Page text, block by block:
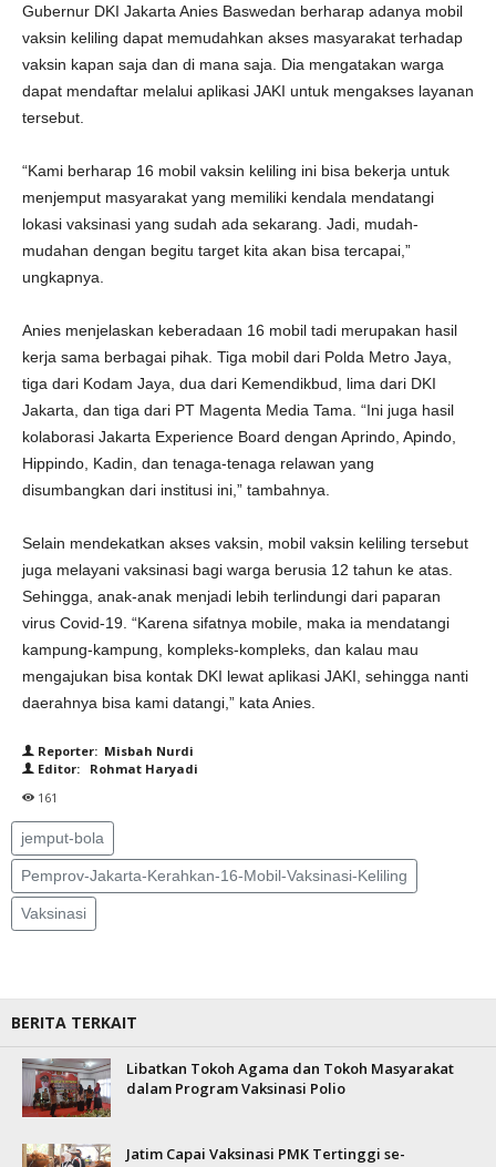
Gubernur DKI Jakarta Anies Baswedan berharap adanya mobil
vaksin keliling dapat memudahkan akses masyarakat terhadap
vaksin kapan saja dan di mana saja. Dia mengatakan warga
dapat mendaftar melalui aplikasi JAKI untuk mengakses layanan
tersebut.
“Kami berharap 16 mobil vaksin keliling ini bisa bekerja untuk
menjemput masyarakat yang memiliki kendala mendatangi
lokasi vaksinasi yang sudah ada sekarang. Jadi, mudah-
mudahan dengan begitu target kita akan bisa tercapai,”
ungkapnya.
Anies menjelaskan keberadaan 16 mobil tadi merupakan hasil
kerja sama berbagai pihak. Tiga mobil dari Polda Metro Jaya,
tiga dari Kodam Jaya, dua dari Kemendikbud, lima dari DKI
Jakarta, dan tiga dari PT Magenta Media Tama. “Ini juga hasil
kolaborasi Jakarta Experience Board dengan Aprindo, Apindo,
Hippindo, Kadin, dan tenaga-tenaga relawan yang
disumbangkan dari institusi ini,” tambahnya.
Selain mendekatkan akses vaksin, mobil vaksin keliling tersebut
juga melayani vaksinasi bagi warga berusia 12 tahun ke atas.
Sehingga, anak-anak menjadi lebih terlindungi dari paparan
virus Covid-19. “Karena sifatnya mobile, maka ia mendatangi
kampung-kampung, kompleks-kompleks, dan kalau mau
mengajukan bisa kontak DKI lewat aplikasi JAKI, sehingga nanti
daerahnya bisa kami datangi,” kata Anies.
Reporter: Misbah Nurdi
Editor: Rohmat Haryadi
161
jemput-bola
Pemprov-Jakarta-Kerahkan-16-Mobil-Vaksinasi-Keliling
Vaksinasi
BERITA TERKAIT
Libatkan Tokoh Agama dan Tokoh Masyarakat
dalam Program Vaksinasi Polio
Jatim Capai Vaksinasi PMK Tertinggi se-